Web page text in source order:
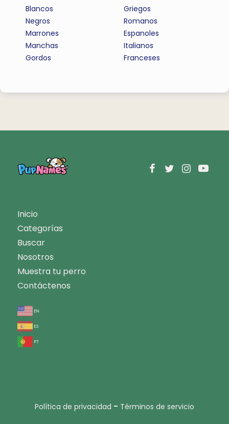
Blancos
Negros
Marrones
Manchas
Gordos
Griegos
Romanos
Espanoles
Italianos
Franceses
Inicio
Categorías
Buscar
Nosotros
Muestra tu perro
Contáctenos
en
es
pt
Política de privacidad - Términos de servicio